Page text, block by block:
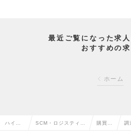
最近ご覧になった求
おすすめの求
ホーム
ハイク SCM・ロジスティク 購買・ 調